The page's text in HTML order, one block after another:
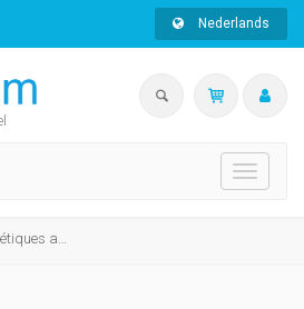
Nederlands
Toggle
aujourd'hui